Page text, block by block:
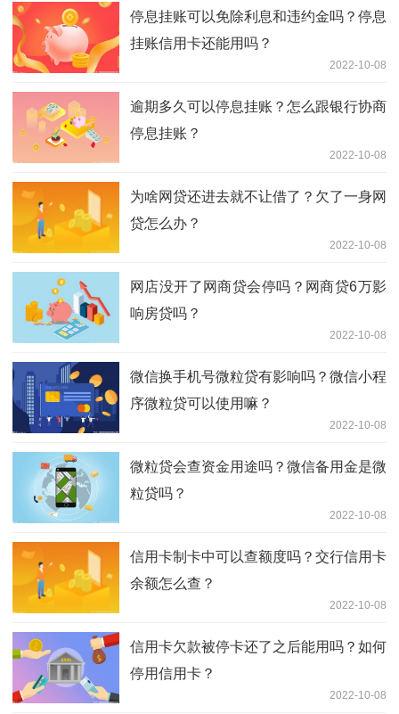
停息挂账可以免除利息和违约金吗？停息
挂账信用卡还能用吗？
2022-10-08
逾期多久可以停息挂账？怎么跟银行协商
停息挂账？
2022-10-08
为啥网贷还进去就不让借了？欠了一身网
贷怎么办？
2022-10-08
网店没开了网商贷会停吗？网商贷6万影
响房贷吗？
2022-10-08
微信换手机号微粒贷有影响吗？微信小程
序微粒贷可以使用嘛？
2022-10-08
微粒贷会查资金用途吗？微信备用金是微
粒贷吗？
2022-10-08
信用卡制卡中可以查额度吗？交行信用卡
余额怎么查？
2022-10-08
信用卡欠款被停卡还了之后能用吗？如何
停用信用卡？
2022-10-08